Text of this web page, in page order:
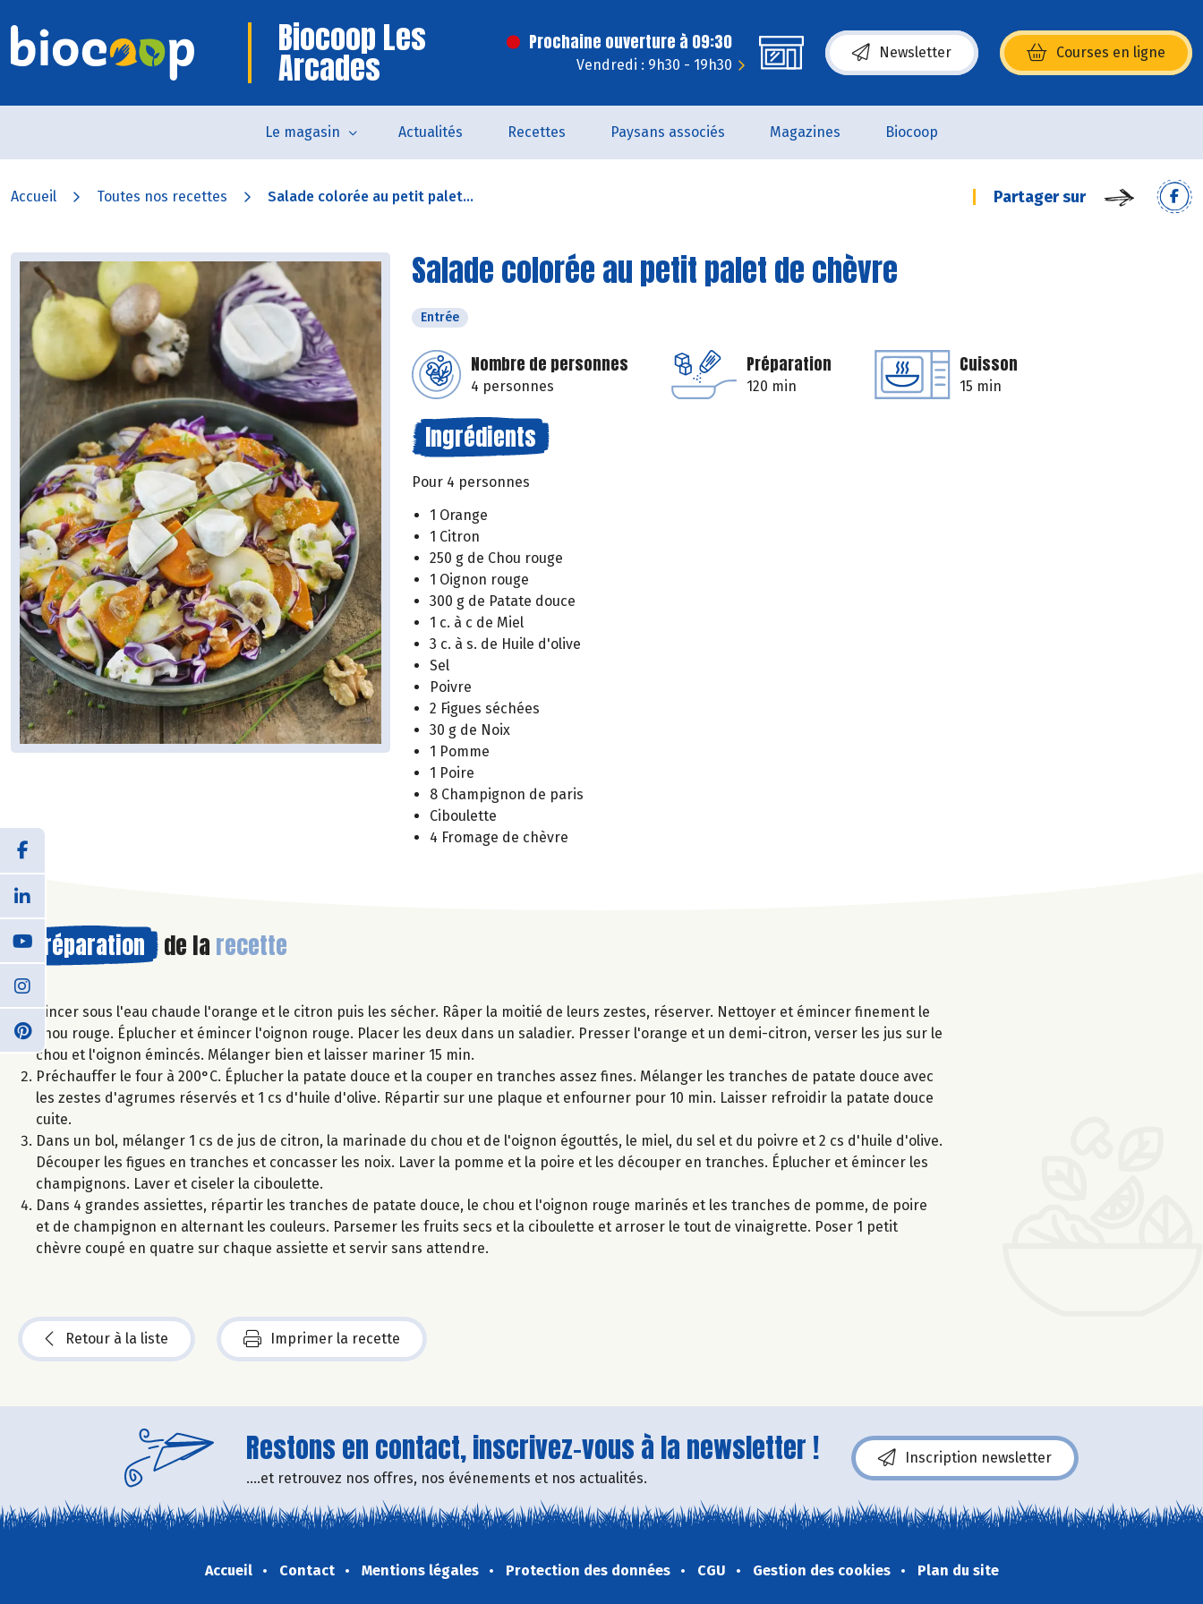
Biocoop Les
Arcades
Prochaine ouverture à 09:30
Vendredi : 9h30 - 19h30
Newsletter Courses en ligne
(s’ouvre dans une nouvelle fenêtre)
Le magasin Actualités Recettes Paysans associés Magazines Biocoop
Accueil Toutes nos recettes Salade colorée au petit palet... Partager sur
Salade colorée au petit palet de chèvre
Entrée
Nombre de personnes
4 personnes
Préparation
120 min
Cuisson
15 min
Ingrédients
Pour 4 personnes
1 Orange
1 Citron
250 g de Chou rouge
1 Oignon rouge
300 g de Patate douce
1 c. à c de Miel
3 c. à s. de Huile d'olive
Sel
Poivre
2 Figues séchées
30 g de Noix
1 Pomme
1 Poire
8 Champignon de paris
Ciboulette
4 Fromage de chèvre
Préparation de la recette
Rincer sous l'eau chaude l'orange et le citron puis les sécher. Râper la moitié de leurs zestes, réserver. Nettoyer et émincer finement le
chou rouge. Éplucher et émincer l'oignon rouge. Placer les deux dans un saladier. Presser l'orange et un demi-citron, verser les jus sur le
chou et l'oignon émincés. Mélanger bien et laisser mariner 15 min.
Préchauffer le four à 200°C. Éplucher la patate douce et la couper en tranches assez fines. Mélanger les tranches de patate douce avec
les zestes d'agrumes réservés et 1 cs d'huile d'olive. Répartir sur une plaque et enfourner pour 10 min. Laisser refroidir la patate douce
cuite.
Dans un bol, mélanger 1 cs de jus de citron, la marinade du chou et de l'oignon égouttés, le miel, du sel et du poivre et 2 cs d'huile d'olive.
Découper les figues en tranches et concasser les noix. Laver la pomme et la poire et les découper en tranches. Éplucher et émincer les
champignons. Laver et ciseler la ciboulette.
Dans 4 grandes assiettes, répartir les tranches de patate douce, le chou et l'oignon rouge marinés et les tranches de pomme, de poire
et de champignon en alternant les couleurs. Parsemer les fruits secs et la ciboulette et arroser le tout de vinaigrette. Poser 1 petit
chèvre coupé en quatre sur chaque assiette et servir sans attendre.
Retour à la liste Imprimer la recette
Restons en contact, inscrivez-vous à la newsletter !
....et retrouvez nos offres, nos événements et nos actualités.
Inscription newsletter
Accueil Contact Mentions légales Protection des données CGU Gestion des cookies Plan du site